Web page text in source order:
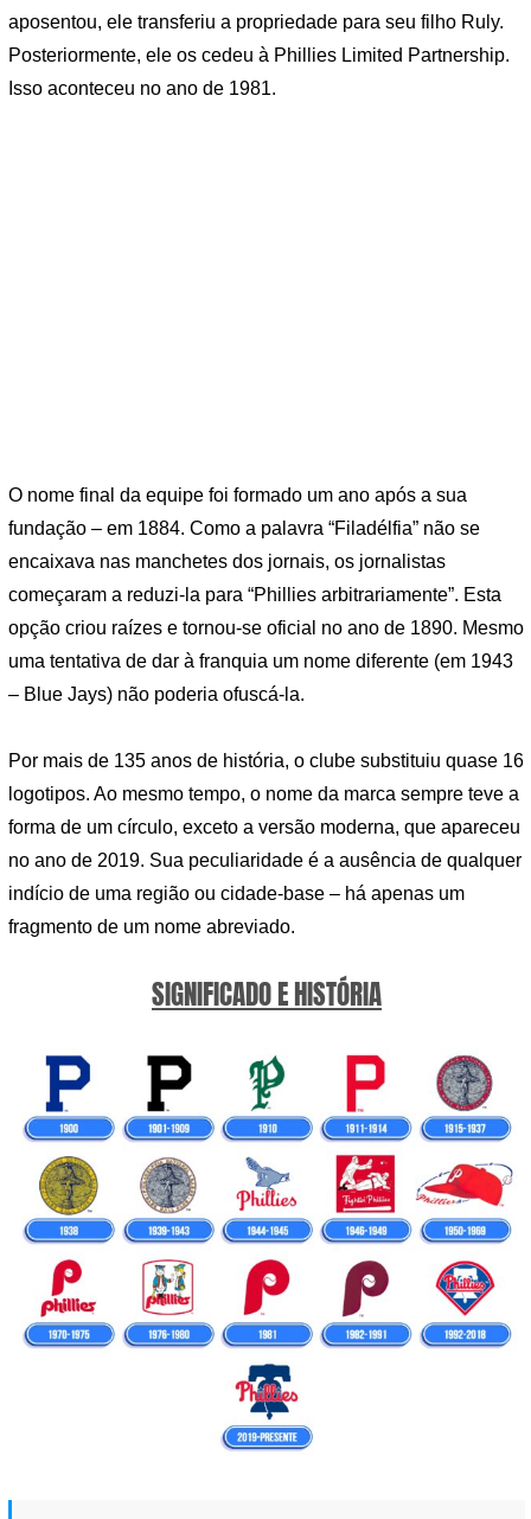
aposentou, ele transferiu a propriedade para seu filho Ruly.
Posteriormente, ele os cedeu à Phillies Limited Partnership.
Isso aconteceu no ano de 1981.
O nome final da equipe foi formado um ano após a sua
fundação – em 1884. Como a palavra “Filadélfia” não se
encaixava nas manchetes dos jornais, os jornalistas
começaram a reduzi-la para “Phillies arbitrariamente”. Esta
opção criou raízes e tornou-se oficial no ano de 1890. Mesmo
uma tentativa de dar à franquia um nome diferente (em 1943
– Blue Jays) não poderia ofuscá-la.
Por mais de 135 anos de história, o clube substituiu quase 16
logotipos. Ao mesmo tempo, o nome da marca sempre teve a
forma de um círculo, exceto a versão moderna, que apareceu
no ano de 2019. Sua peculiaridade é a ausência de qualquer
indício de uma região ou cidade-base – há apenas um
fragmento de um nome abreviado.
SIGNIFICADO E HISTÓRIA